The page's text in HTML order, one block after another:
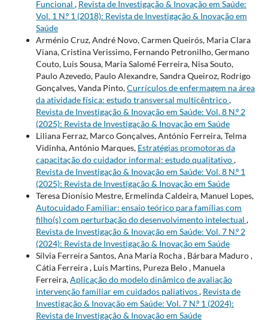
Funcional , Revista de Investigação & Inovação em Saúde:
Vol. 1 N.º 1 (2018): Revista de Investigação & Inovação em
Saúde
Arménio Cruz, André Novo, Carmen Queirós, Maria Clara
Viana, Cristina Verissimo, Fernando Petronilho, Germano
Couto, Luis Sousa, Maria Salomé Ferreira, Nisa Souto,
Paulo Azevedo, Paulo Alexandre, Sandra Queiroz, Rodrigo
Gonçalves, Vanda Pinto,Currículos de enfermagem na área
da atividade física: estudo transversal multicêntrico,
Revista de Investigação & Inovação em Saúde: Vol. 8 N.º 2
(2025): Revista de Investigação & Inovação em Saúde
Liliana Ferraz, Marco Gonçalves, António Ferreira, Telma
Vidinha, António Marques, Estratégias promotoras da
capacitação do cuidador informal: estudo qualitativo,
Revista de Investigação & Inovação em Saúde: Vol. 8 N.º 1
(2025): Revista de Investigação & Inovação em Saúde
Teresa Dionísio Mestre, Ermelinda Caldeira, Manuel Lopes,
Autocuidado Familiar: ensaio teórico para famílias com
filho(s) com perturbação do desenvolvimento intelectual ,
Revista de Investigação & Inovação em Saúde: Vol. 7 N.º 2
(2024): Revista de Investigação & Inovação em Saúde
Sílvia Ferreira Santos, Ana Maria Rocha , Bárbara Maduro ,
Cátia Ferreira , Luis Martins, Pureza Belo , Manuela
Ferreira,Aplicação do modelo dinâmico de avaliação
intervenção familiar em cuidados paliativos, Revista de
Investigação & Inovação em Saúde: Vol. 7 N.º 1 (2024):
Revista de Investigação & Inovação em Saúde